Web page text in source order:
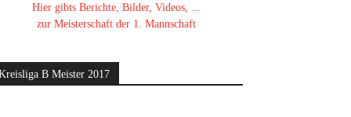
Hier gibts Berichte, Bilder, Videos, ...
zur Meisterschaft der 1. Mannschaft
B Meister 2017